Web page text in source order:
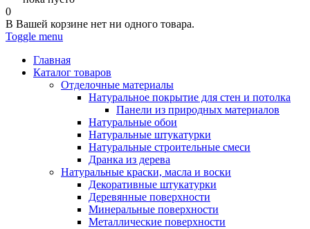
0
В Вашей корзине нет ни одного товара.
Toggle menu
Главная
Каталог товаров
Отделочные материалы
Натуральное покрытие для стен и потолка
Панели из природных материалов
Натуральные обои
Натуральные штукатурки
Натуральные строительные смеси
Дранка из дерева
Натуральные краски, масла и воски
Декоративные штукатурки
Деревянные поверхности
Минеральные поверхности
Металлические поверхности